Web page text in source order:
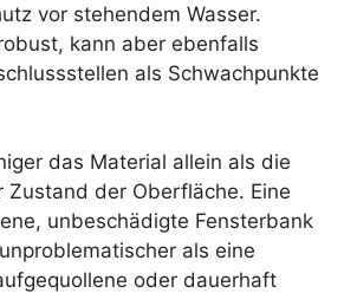
vor stehendem Wasser.
kann aber ebenfalls
als Schwachpunkte
das Material allein als die
Zustand der Oberfläche. Eine
unbeschädigte Fensterbank
als eine
oder dauerhaft